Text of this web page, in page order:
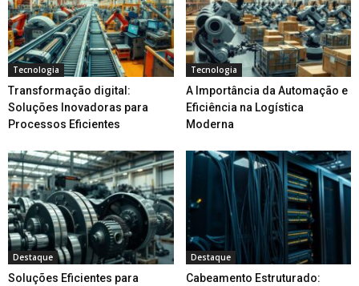
Tecnologia
Transformação digital:
Soluções Inovadoras para
Processos Eficientes
Tecnologia
A Importância da Automação e
Eficiência na Logística
Moderna
Destaque
Soluções Eficientes para
Destaque
Cabeamento Estruturado: